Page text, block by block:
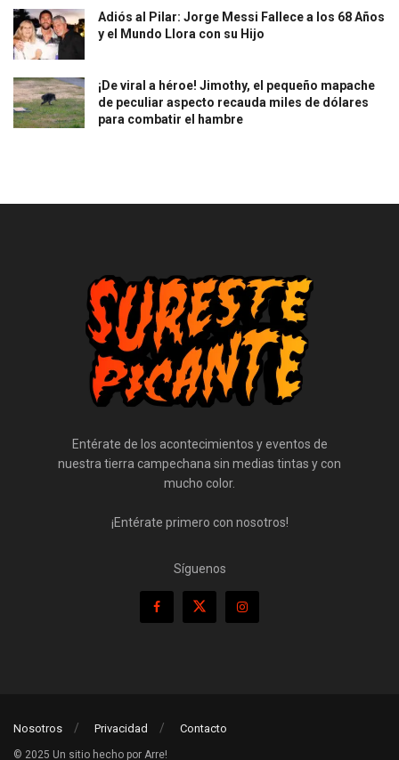
Adiós al Pilar: Jorge Messi Fallece a los 68 Años
y el Mundo Llora con su Hijo
¡De viral a héroe! Jimothy, el pequeño mapache
de peculiar aspecto recauda miles de dólares
para combatir el hambre
Entérate de los acontecimientos y eventos de
nuestra tierra campechana sin medias tintas y con
mucho color.
¡Entérate primero con nosotros!
Síguenos
Nosotros Privacidad Contacto
© 2025 Un sitio hecho por Arre!